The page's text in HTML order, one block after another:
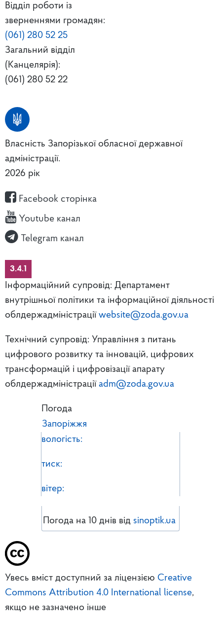
Відділ роботи із
зверненнями громадян:
(061) 280 52 25
Загальний відділ
(Канцелярія):
(061) 280 52 22
Власність Запорізької обласної державної
адміністрації.
2026 рік
Facebook сторінка
Youtube канал
Telegram канал
3.4.1
Інформаційний супровід: Департамент
внутрішньої політики та інформаційної діяльності
облдержадміністрації website@zoda.gov.ua
Технічний супровід: Управління з питань
цифрового розвитку та інновацій, цифрових
трансформацій і цифровізації апарату
облдержадміністрації adm@zoda.gov.ua
Погода
Запоріжжя
вологість:
тиск:
вітер:
Погода на 10 днів від sinoptik.ua
Увесь вміст доступний за ліцензією Creative
Commons Attribution 4.0 International license,
якщо не зазначено інше